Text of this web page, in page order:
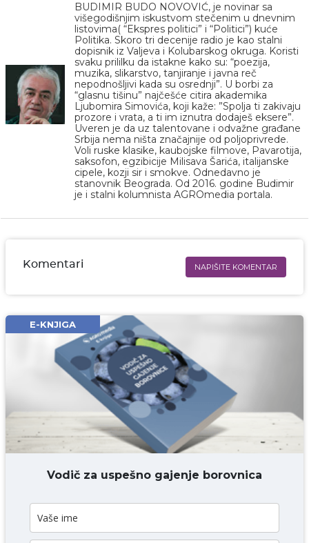
BUDIMIR BUDO NOVOVIĆ, je novinar sa
višegodišnjim iskustvom stečenim u dnevnim
listovima( “Ekspres politici” i “Politici”) kuće
Politika. Skoro tri decenije radio je kao stalni
dopisnik iz Valjeva i Kolubarskog okruga. Koristi
svaku prililku da istakne kako su: “poezija,
muzika, slikarstvo, tanjiranje i javna reč
nepodnošljivi kada su osrednji”. U borbi za
“glasnu tišinu” najčešće citira akademika
Ljubomira Simovića, koji kaže: ”Spolja ti zakivaju
prozore i vrata, a ti im iznutra dodaješ eksere”.
Uveren je da uz talentovane i odvažne građane
Srbija nema ništa značajnije od poljoprivrede.
Voli ruske klasike, kaubojske filmove, Pavarotija,
saksofon, egzibicije Milisava Šarića, italijanske
cipele, kozji sir i smokve. Odnedavno je
stanovnik Beograda. Od 2016. godine Budimir
je i stalni kolumnista AGROmedia portala.
Komentari NAPIŠITE KOMENTAR
Email* obavezno
Komentar* obavezno
DODAJ KOMENTAR
E-KNJIGA
Vodič za uspešno gajenje borovnica